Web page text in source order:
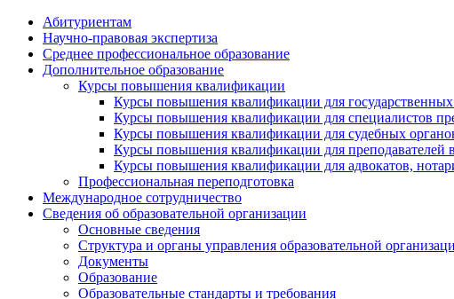
Абитуриентам
Научно-правовая экспертиза
Cреднее профессиональное образование
Дополнительное образование
Курсы повышения квалификации
Курсы повышения квалификации для
Курсы повышения квалификации для специалистов
Курсы повышения квалификации для судебных
Курсы повышения квалификации для преподавателей
Курсы повышения квалификации для адвокатов,
Профессиональная переподготовка
Международное сотрудничество
Сведения об образовательной организации
Основные сведения
Структура и органы управления образовательной
Документы
Образование
Образовательные стандарты и требования